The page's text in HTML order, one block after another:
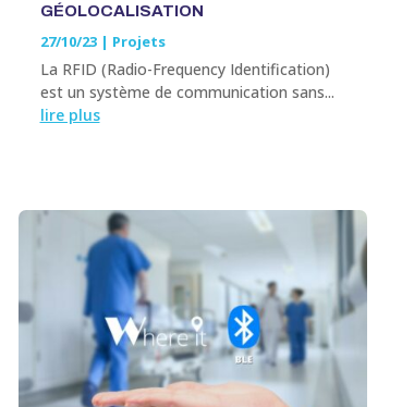
GÉOLOCALISATION
27/10/23| Projets
La RFID (Radio-Frequency Identification)
est un système de communication sans...
lire plus